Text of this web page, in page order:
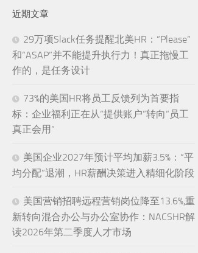
近期文章
29万项Slack任务提醒北美HR：“Please”
和“ASAP”并不能提升执行力！真正拖慢工
作的，是任务设计
73%的美国HR将员工反馈列为首要指
标：企业福利正在从“提供账户”转向“员工
真正会用”
美国企业2027年预计平均加薪3.5%：“平
均分配”退潮，HR薪酬决策进入精细化阶段
美国营销招聘远程营销岗位降至13.6%,重
新转向混合办公与办公室协作：NACSHR解
读2026年第二季度人才市场